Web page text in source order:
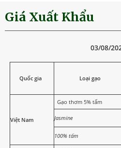
Giá Xuất Khẩu
03/08/
Quốc gia Loại gạo
Việt Nam
Gạo thơm 5% tấm
Jasmine
100% tấm